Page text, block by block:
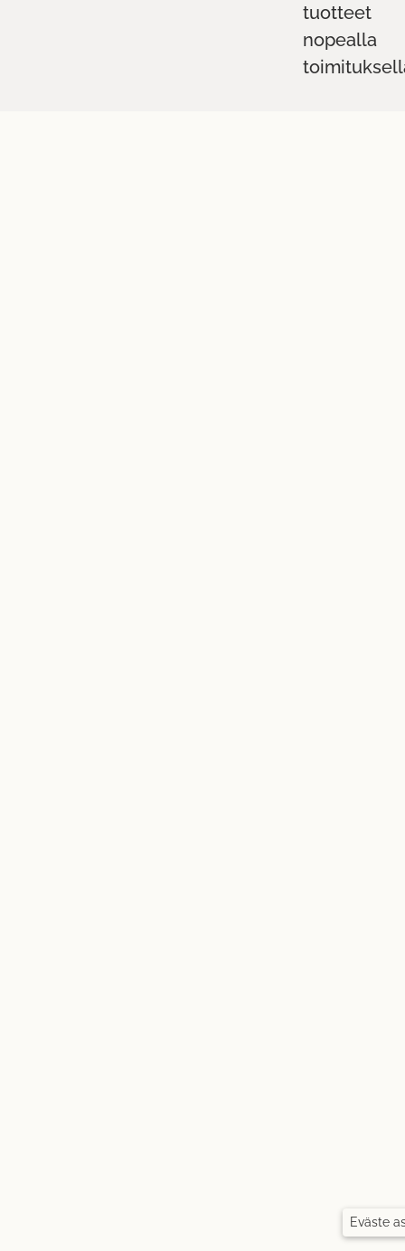
tuotteet
nopealla
Eväste